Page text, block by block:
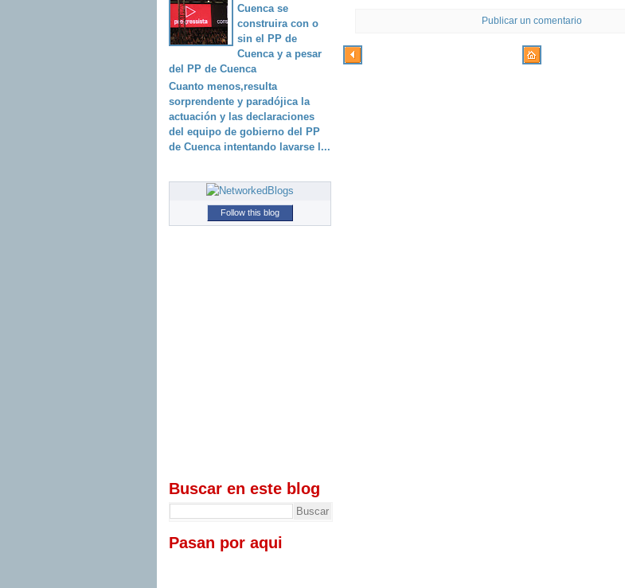
Cuenca se
construira con o
sin el PP de
Cuenca y a pesar
del PP de Cuenca
Cuanto menos,resulta
sorprendente y paradójica la
actuación y las declaraciones
del equipo de gobierno del PP
de Cuenca intentando lavarse l...
Follow this blog
Buscar en este blog
Pasan por aqui
Publicar un comentario